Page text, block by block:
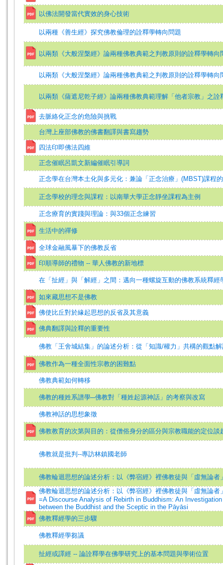
以佛法開發當代實效的身心技術
以兩種《善生經》探究佛教倫理的詮釋學轉向問題
以兩類《大般涅槃經》論兩種佛教典範之判教原則的詮釋學轉向
以兩類《大般涅槃經》論兩種佛教典範之判教原則的詮釋學轉向
以兩類《薩遮尼乾子經》論兩種佛教典範理解「他者宗教」之詮
去脈絡化正念的危險與挑戰
台灣上座部佛教的佛書翻譯與書寫趨勢
四法印即佛法四維
正念催眠呂凱文新編催眠引導詞
正念學在台灣本土化與多元化：兼論「正念治療」(MBST)課程
正念學校的理念與課程：以南華大學正念靜坐課程為主例
正念療育的實踐與理論：與33個正念練習
生活中的禪修
全球金融風暴下的佛教反省
印順導師的禮物 -- 華人佛教的新地標
在「扯經」與「解經」之間：邁向一種螺旋互動的佛教系統釋經
如來藏思想不是佛教
佛使比丘對於緣起思想的反省及其意義
佛典翻譯與詮釋的重要性
佛教「王舍城結集」的論述分析：從「知識/權力」共構的觀點
佛教作為一種全面性宗教的困難點
佛教典範如何轉移
佛教的種姓系譜學─佛教對「種姓起源神話」的考察與改寫
佛教神話的思想象徵
佛教教育的次第與目的：從僧俗身分的區分與宗教職能的定位談
佛教就是批判--專訪林鎮國老師
佛教輪迴思想的論述分析：以《弊宿經》裡佛教徒與「虛無論者
佛教輪迴思想的論述分析：以《弊宿經》裡佛教徒與「虛無論者
=A Discourse Analysis of Rebirth in Buddhism: An
between the Buddhist and the Sceptic in the Pāyāsi
佛教釋經學的三步驟
佛教釋經學芻議
扯經或譯經 -- 論詮釋學在佛學研究上的基本問題與學術位置